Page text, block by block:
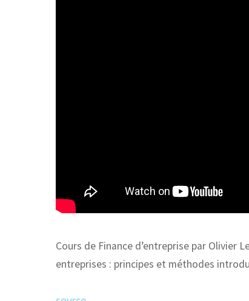
Cours de Finance d’entreprise par Olivier
entreprises : principes et méthodes